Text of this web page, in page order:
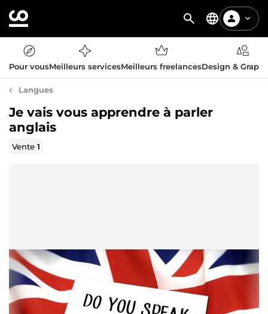
Pour vousMeilleurs servicesMeilleurs freelancesDesign &
Langues
Je vais vous apprendre à parler
anglais
Vente1